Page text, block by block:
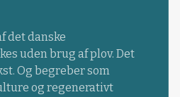
det danske
uden brug af plov. Det
Og begreber som
og regenerativt